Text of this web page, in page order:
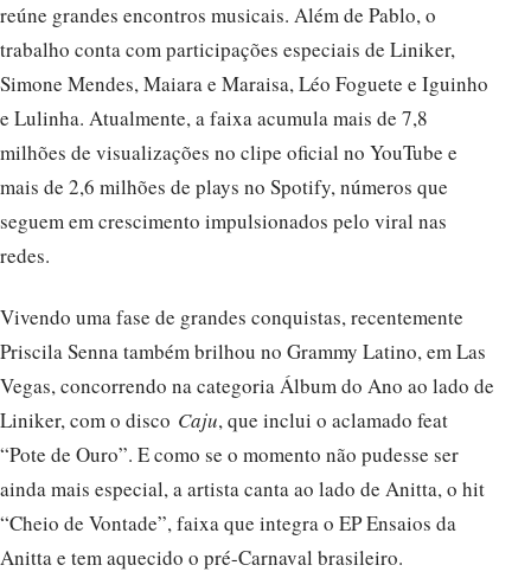
reúne grandes encontros musicais. Além de Pablo, o
trabalho conta com participações especiais de Liniker,
Simone Mendes, Maiara e Maraisa, Léo Foguete e Iguinho
e Lulinha. Atualmente, a faixa acumula mais de 7,8
milhões de visualizações no clipe oficial no YouTube e
mais de 2,6 milhões de plays no Spotify, números que
seguem em crescimento impulsionados pelo viral nas
redes.
Vivendo uma fase de grandes conquistas, recentemente
Priscila Senna também brilhou no Grammy Latino, em Las
Vegas, concorrendo na categoria Álbum do Ano ao lado de
Liniker, com o disco Caju, que inclui o aclamado feat
“Pote de Ouro”. E como se o momento não pudesse ser
ainda mais especial, a artista canta ao lado de Anitta, o hit
“Cheio de Vontade”, faixa que integra o EP Ensaios da
Anitta e tem aquecido o pré-Carnaval brasileiro.